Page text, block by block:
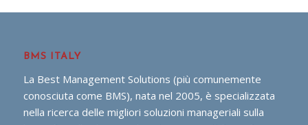
BMS ITALY
La Best Management Solutions (più comunemente
conosciuta come BMS), nata nel 2005, è specializzata
nella ricerca delle migliori soluzioni manageriali sulla